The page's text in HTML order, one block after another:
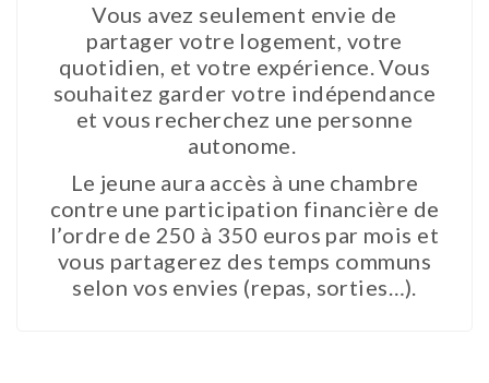
Vous avez seulement envie de
partager votre logement, votre
quotidien, et votre expérience. Vous
souhaitez garder votre indépendance
et vous recherchez une personne
autonome.
Le jeune aura accès à une chambre
contre une participation financière de
l’ordre de 250 à 350 euros par mois et
vous partagerez des temps communs
selon vos envies (repas, sorties…).